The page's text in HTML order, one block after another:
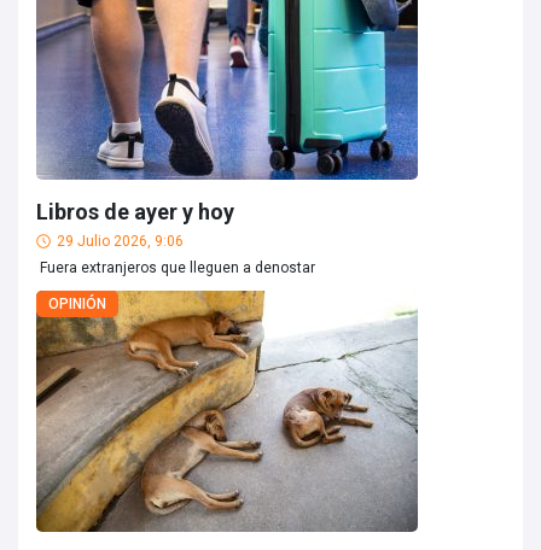
Libros de ayer y hoy
29 Julio 2026, 9:06
Fuera extranjeros que lleguen a denostar
OPINIÓN